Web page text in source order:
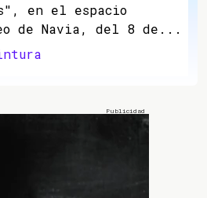
en el espacio
de Navia, del 8 de...